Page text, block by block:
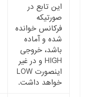
این تابع در
صورتیکه
فرکانس خوانده
شده و آماده
باشد، خروجی
HIGH و در غیر
اینصورت LOW
خواهد داشت.